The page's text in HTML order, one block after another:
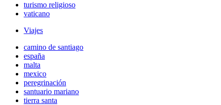
turismo religioso
vaticano
Viajes
camino de santiago
españa
malta
mexico
peregrinación
santuario mariano
tierra santa